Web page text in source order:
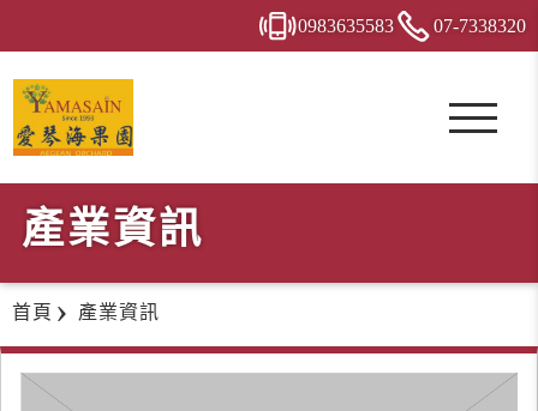
0983635583 07-7338320
產業資訊
首頁 產業資訊